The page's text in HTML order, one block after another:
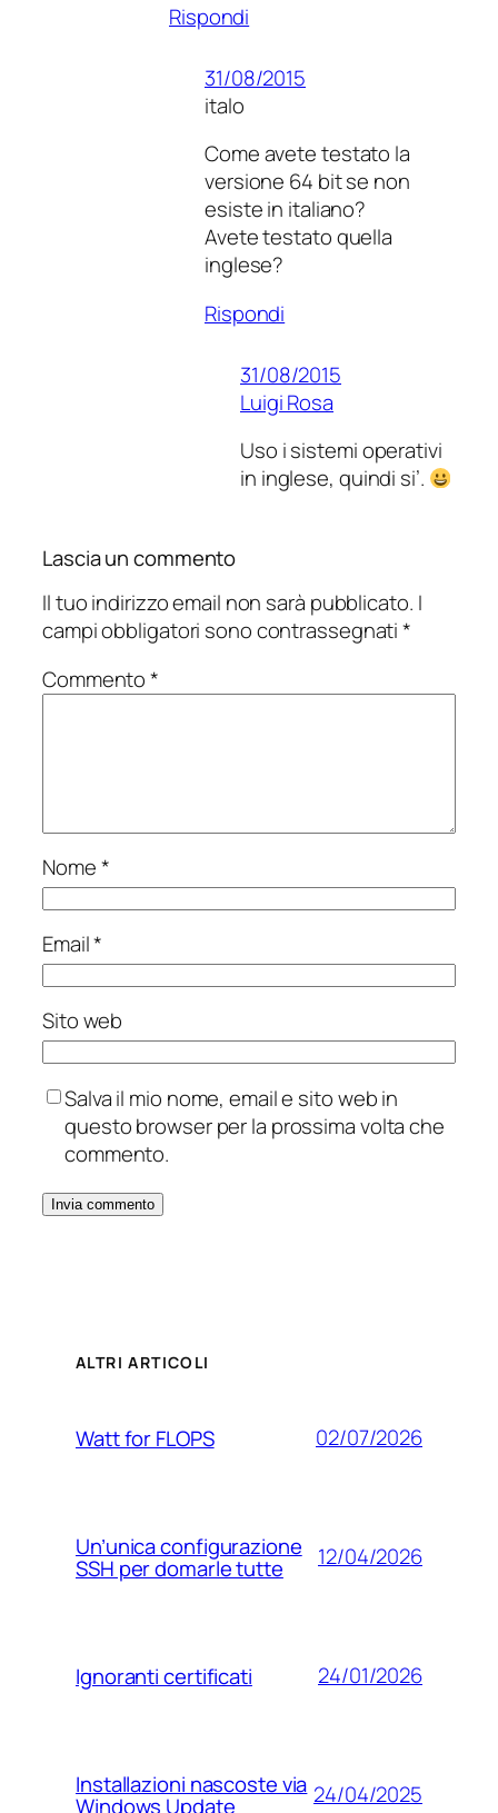
Rispondi
31/08/2015
italo
Come avete testato la
versione 64 bit se non
esiste in italiano?
Avete testato quella
inglese?
Rispondi
31/08/2015
Luigi Rosa
Uso i sistemi operativi
in inglese, quindi si’.
Lascia un commento
Il tuo indirizzo email non sarà pubblicato. I
campi obbligatori sono contrassegnati*
Commento*
Nome*
Email*
Sito web
Salva il mio nome, email e sito web in
questo browser per la prossima volta che
commento.
ALTRI ARTICOLI
Watt for FLOPS 02/07/2026
Un’unica configurazione
SSH per domarle tutte 12/04/2026
Ignoranti certificati 24/01/2026
Installazioni nascoste via
Windows Update 24/04/2025